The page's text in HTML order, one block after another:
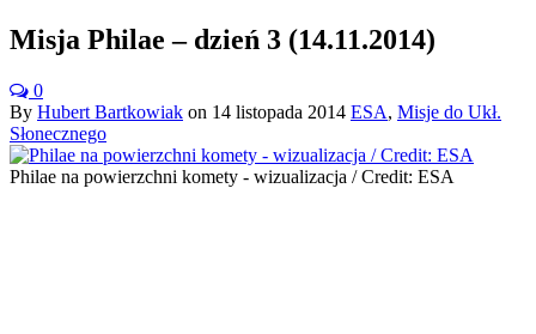
Misja Philae – dzień 3 (14.11.2014)
0
By Hubert Bartkowiak on 14 listopada 2014 ESA, Misje do Ukł.
Słonecznego
Philae na powierzchni komety - wizualizacja / Credit: ESA